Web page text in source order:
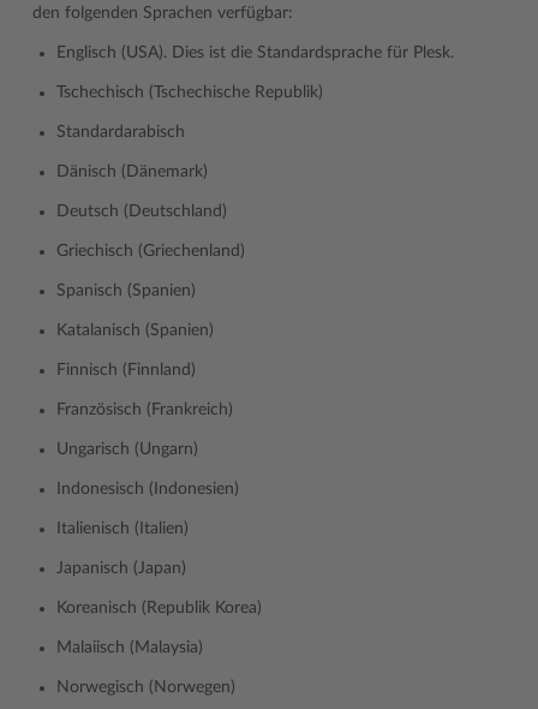
den folgenden Sprachen verfügbar:
Englisch (USA). Dies ist die Standardsprache für Plesk.
Tschechisch (Tschechische Republik)
Standardarabisch
Dänisch (Dänemark)
Deutsch (Deutschland)
Griechisch (Griechenland)
Spanisch (Spanien)
Katalanisch (Spanien)
Finnisch (Finnland)
Französisch (Frankreich)
Ungarisch (Ungarn)
Indonesisch (Indonesien)
Italienisch (Italien)
Japanisch (Japan)
Koreanisch (Republik Korea)
Malaiisch (Malaysia)
Norwegisch (Norwegen)